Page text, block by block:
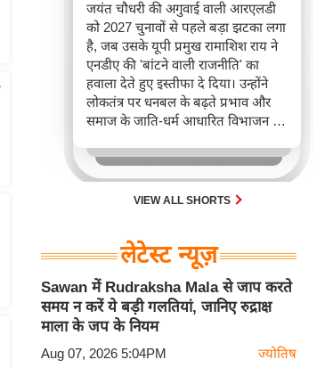
जयंत चौधरी की अगुवाई वाली आरएलडी
को 2027 चुनावों से पहले बड़ा झटका लगा
है, जब उसके यूपी प्रमुख रामाशिश राय ने
एनडीए की 'बांटने वाली राजनीति' का
हवाला देते हुए इस्तीफा दे दिया। उन्होंने
लोकतंत्र पर धनबल के बढ़ते प्रभाव और
समाज के जाति-धर्म आधारित विभाजन पर
प्रदेश की राजनीति में आरएलडी-एनडीए
गठबंधन के लिए नई चुनौतियां खड़ी कर
VIEW ALL SHORTS
लेटेस्ट न्यूज़
Sawan में Rudraksha Mala से जाप करते
समय न करें ये बड़ी गलतियां, जानिए रुद्राक्ष
माला के जप के नियम
Aug 07, 2026 5:04PM ज्योतिष